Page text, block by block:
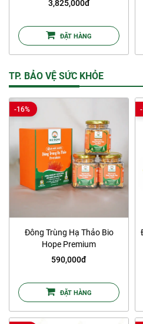
3,825,000đ
ĐẶT HÀNG
TP. BẢO VỆ SỨC KHỎE
-16%
Đông Trùng Hạ Thảo Bio
Hope Premium
590,000đ
ĐẶT HÀNG